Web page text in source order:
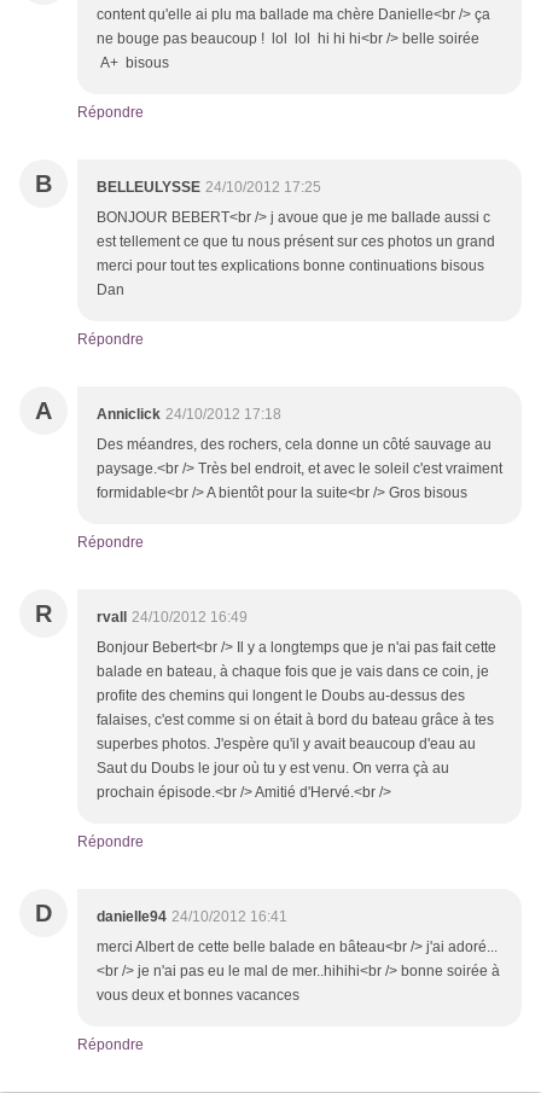
content qu'elle ai plu ma ballade ma chère Danielle<br /> ça
ne bouge pas beaucoup ! lol lol hi hi hi<br /> belle soirée
A+ bisous
Répondre
B BELLEULYSSE 24/10/2012 17:25
BONJOUR BEBERT<br /> j avoue que je me ballade aussi c
est tellement ce que tu nous présent sur ces photos un grand
merci pour tout tes explications bonne continuations bisous
Dan
Répondre
A Anniclick 24/10/2012 17:18
Des méandres, des rochers, cela donne un côté sauvage au
paysage.<br /> Très bel endroit, et avec le soleil c'est vraiment
formidable<br /> A bientôt pour la suite<br /> Gros bisous
Répondre
R rvall
24/10/2012 16:49
Bonjour Bebert<br /> Il y a longtemps que je n'ai pas fait cette
balade en bateau, à chaque fois que je vais dans ce coin, je
profite des chemins qui longent le Doubs au-dessus des
falaises, c'est comme si on était à bord du bateau grâce à tes
superbes photos. J'espère qu'il y avait beaucoup d'eau au
Saut du Doubs le jour où tu y est venu. On verra çà au
prochain épisode.<br /> Amitié d'Hervé.<br />
Répondre
D danielle94 24/10/2012 16:41
merci Albert de cette belle balade en bâteau<br /> j'ai adoré...
<br /> je n'ai pas eu le mal de mer..hihihi<br /> bonne soirée à
vous deux et bonnes vacances
Répondre